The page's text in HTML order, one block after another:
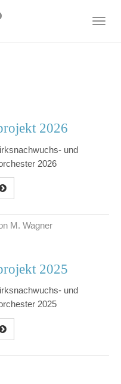
2026
und
2026
M. Wagner
2025
und
2025